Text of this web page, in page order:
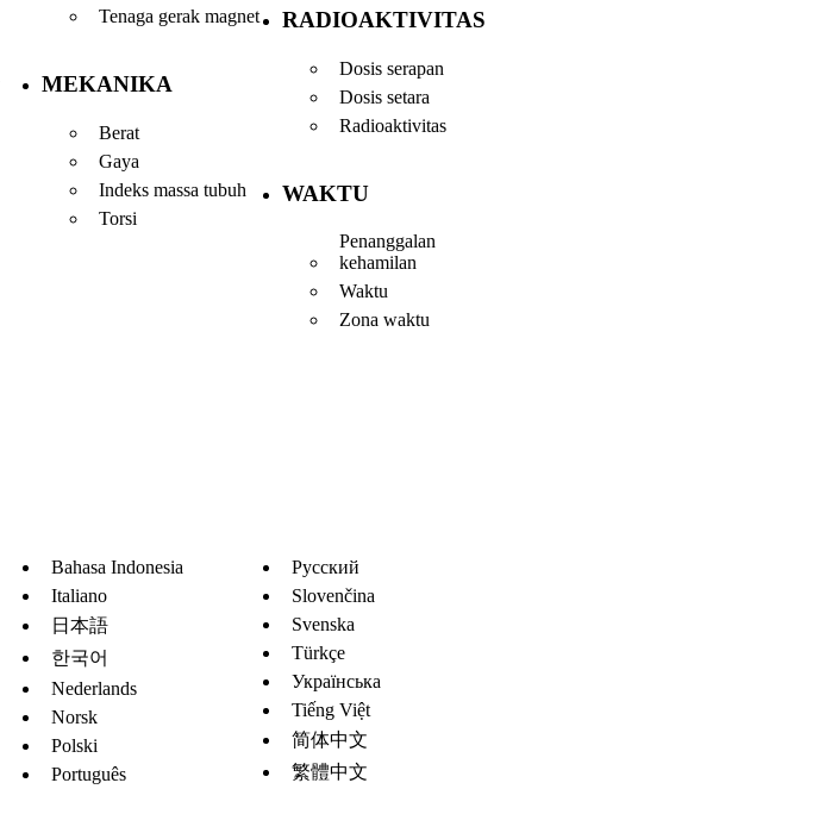
Tenaga gerak magnet
MEKANIKA
Berat
Gaya
Indeks massa tubuh
Torsi
RADIOAKTIVITAS
Dosis serapan
Dosis setara
Radioaktivitas
WAKTU
Penanggalan
kehamilan
Waktu
Zona waktu
Bahasa Indonesia
Italiano
日本語
한국어
Nederlands
Norsk
Polski
Português
Русский
Slovenčina
Svenska
Türkçe
Украïнська
Tiếng Việt
简体中文
繁體中文